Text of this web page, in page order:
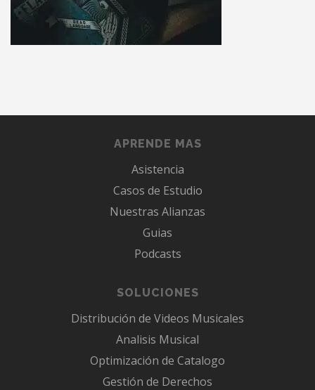
APRENDE MAS
Asistencia
Casos de Estudio
Nuestras Alianzas
Guias
Podcasts
SOLUCIONES
Distribución de Videos Musicales
Analisis Musical
Optimización de Catalogo
Gestión de Derechos